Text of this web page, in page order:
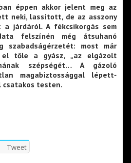
éppen akkor jelent meg az
neki, lassított, de az asszony
járdáról. A fékcsikorgás sem
felszínén még átsuhanó
szabadságérzetét: most már
tőle a gyász, „az elgázolt
szépségét… A gázoló
magabiztossággal lépett-
testen.
Tweet